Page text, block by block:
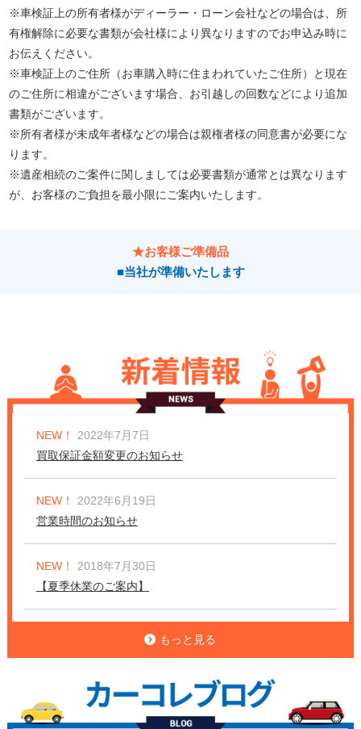
※車検証上の所有者様がディーラー・ローン会社などの場合は、所
有権解除に必要な書類が会社様により異なりますのでお申込み時に
お伝えください。
※車検証上のご住所（お車購入時に住まわれていたご住所）と現在
のご住所に相違がございます場合、お引越しの回数などにより追加
書類がございます。
※所有者様が未成年者様などの場合は親権者様の同意書が必要にな
ります。
※遺産相続のご案件に関しましては必要書類が通常とは異なります
が、お客様のご負担を最小限にご案内いたします。
★お客様ご準備品
■当社が準備いたします
NEW！
2022年7月7日
買取保証金額変更のお知らせ
NEW！
2022年6月19日
営業時間のお知らせ
NEW！
2018年7月30日
【夏季休業のご案内】
もっと見る